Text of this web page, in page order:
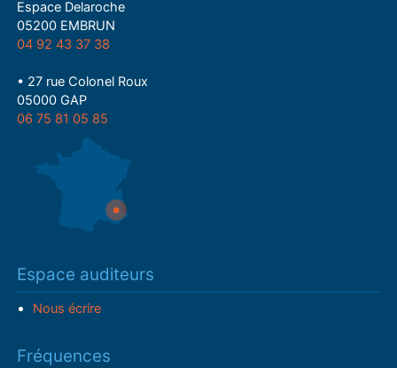
Espace Delaroche
05200 EMBRUN
04 92 43 37 38
• 27 rue Colonel Roux
05000 GAP
06 75 81 05 85
Espace auditeurs
Nous écrire
Fréquences